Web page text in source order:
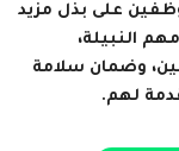
على بذل مزيد
النبيلة،
وضمان سلامة
لهم.